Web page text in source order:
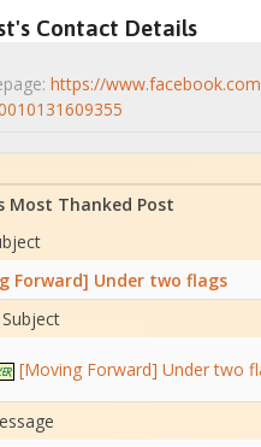
Contact Details
https://
Most Thanked Post
Forward] Under two flags
[Moving Forward] Under two